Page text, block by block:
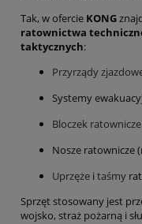
Tak, w ofercie KONG
ratownictwa
taktycznych:
Przyrządy
Systemy
Bloczek ratownicze
Nosze ratownicze
Uprzęże i taśmy
Sprzęt stosowany jest
wojsko, straż pożarną i